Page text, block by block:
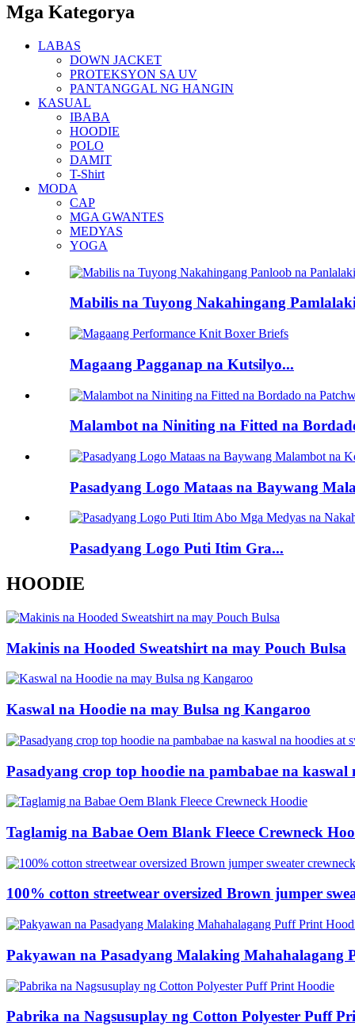
Mga Kategorya
LABAS
DOWN JACKET
PROTEKSYON SA UV
PANTANGGAL NG HANGIN
KASUAL
IBABA
HOODIE
POLO
DAMIT
T-Shirt
MODA
CAP
MGA GWANTES
MEDYAS
YOGA
Mabilis na Tuyong Nakahingang
Magaang Pagganap na Kutsilyo...
Malambot na Niniting na Fitted na
Pasadyang Logo Mataas na Baywang
Pasadyang Logo Puti Itim Gra...
HOODIE
Makinis na Hooded Sweatshirt na may Pouch Bulsa
Kaswal na Hoodie na may Bulsa ng Kangaroo
Pasadyang crop top hoodie na pambabae na kaswal
Taglamig na Babae Oem Blank Fleece Crewneck
100% cotton streetwear oversized Brown jumper
Pakyawan na Pasadyang Malaking Mahahalagang
Pabrika na Nagsusuplay ng Cotton Polyester Puff